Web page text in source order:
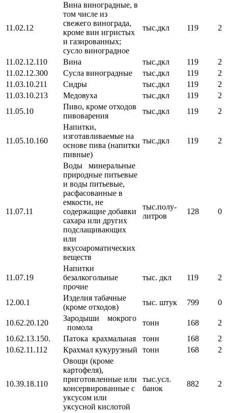
11.02.12
Вина виноградные, в
том числе из
свежего винограда,
кроме вин игристых
и газированных;
сусло виноградное
тыс.дкл 119 2
11.02.12.110 Вина тыс.дкл 119
2
11.02.12.300
Сусла виноградные тыс.дкл 119
2
11.03.10.211
Сидры тыс.дкл 119
2
11.03.10.213
Медовуха тыс.дкл 119
2
11.05.10
Пиво, кроме отходов
пивоварения
тыс.дкл 119 2
11.05.10.160
Напитки,
изготавливаемые на
основе пива (напитки
пивные)
тыс.дкл 119 2
11.07.11
Воды минеральные
природные питьевые
и воды питьевые,
расфасованные в
емкости, не
содержащие добавки
сахара или других
подслащивающих
или
вкусоароматических
веществ
тыс.полу-
литров
128 0
11.07.19
Напитки
безалкогольные
прочие
тыс. дкл 119 2
12.00.1
Изделия табачные
(кроме отходов)
тыс. штук 799 0
10.62.20.120
Зародыши мокрого
помола
тонн 168
2
10.62.13.150.
Патока крахмальная тонн 168
2
10.62.11.112
Крахмал кукурузный тонн 168 2
10.39.18.110
Овощи (кроме
картофеля),
приготовленные или
консервированные с
уксусом или
уксусной кислотой
тыс.усл.
банок
882 2